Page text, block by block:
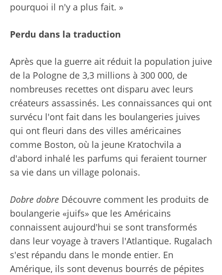
pourquoi il n'y a plus fait. »
Perdu dans la traduction
Après que la guerre ait réduit la population juive
de la Pologne de 3,3 millions à 300 000, de
nombreuses recettes ont disparu avec leurs
créateurs assassinés. Les connaissances qui ont
survécu l'ont fait dans les boulangeries juives
qui ont fleuri dans des villes américaines
comme Boston, où la jeune Kratochvila a
d'abord inhalé les parfums qui feraient tourner
sa vie dans un village polonais.
Dobre dobre Découvre comment les produits de
boulangerie «juifs» que les Américains
connaissent aujourd'hui se sont transformés
dans leur voyage à travers l'Atlantique. Rugalach
s'est répandu dans le monde entier. En
Amérique, ils sont devenus bourrés de pépites